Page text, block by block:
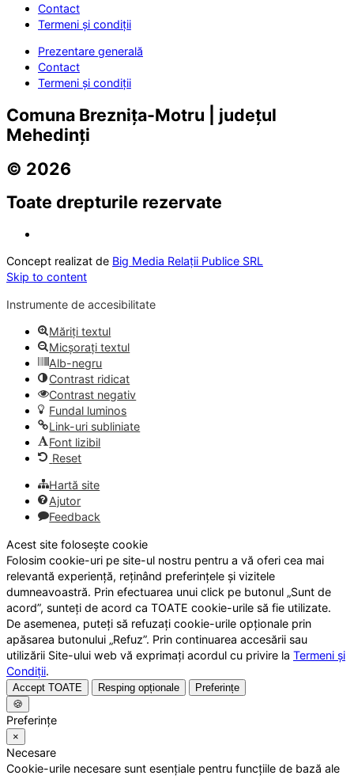
Contact
Termeni și condiții
Prezentare generală
Contact
Termeni și condiții
Comuna Breznița-Motru | județul
Mehedinți
© 2026
Toate drepturile rezervate
Concept realizat de Big Media Relații Publice SRL
Skip to content
Instrumente de accesibilitate
Măriți textul
Micșorați textul
Alb-negru
Contrast ridicat
Contrast negativ
Fundal luminos
Link-uri subliniate
Font lizibil
Reset
Hartă site
Ajutor
Feedback
Acest site folosește cookie
Folosim cookie-uri pe site-ul nostru pentru a vă oferi cea mai
relevantă experiență, reținând preferințele și vizitele
dumneavoastră. Prin efectuarea unui click pe butonul „Sunt de
acord”, sunteți de acord ca TOATE cookie-urile să fie utilizate.
De asemenea, puteți să refuzați cookie-urile opționale prin
apăsarea butonului „Refuz”. Prin continuarea accesării sau
utilizării Site-ului web vă exprimați acordul cu privire la Termeni și
Condiții.
Accept TOATE Resping opționale
Preferințe
🍪
Preferințe
×
Necesare
Cookie-urile necesare sunt esențiale pentru funcțiile de bază ale